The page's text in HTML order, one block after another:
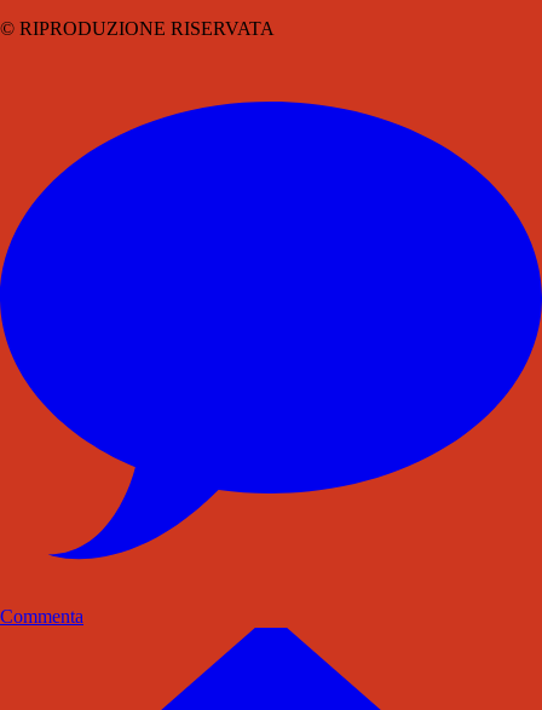
© RIPRODUZIONE RISERVATA
Commenta